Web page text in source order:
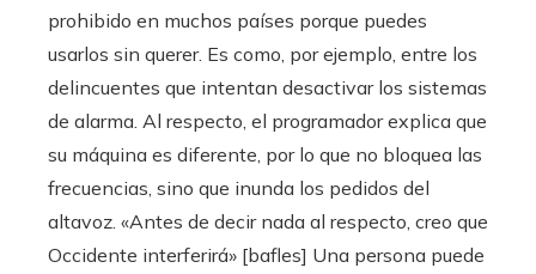
prohibido en muchos países porque puedes
usarlos sin querer. Es como, por ejemplo, entre los
delincuentes que intentan desactivar los sistemas
de alarma. Al respecto, el programador explica que
su máquina es diferente, por lo que no bloquea las
frecuencias, sino que inunda los pedidos del
altavoz. «Antes de decir nada al respecto, creo que
Occidente interferirá» [bafles] Una persona puede